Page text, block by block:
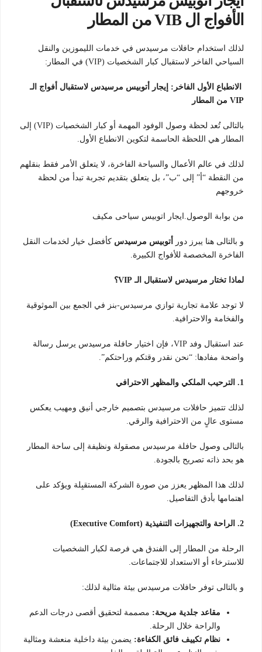
الأفواج ال VIB من المطار
لذلك استخدام حافلات مرسيدس في خدمات الليموزين والنقل
السياحي الفاخر لاستقبال كبار الشخصيات (VIP) في المطار:
الانطباع الأول الفاخر: إيجار أتوبيس مرسيدس لاستقبال أفواج الـ
VIP من المطار
بالتالى تُعد لحظة وصول الوفود المهمة أو كبار الشخصيات (VIP) إلى
المطار هي اللحظة الحاسمة لتكوين الانطباع الأول.
لذلك في عالم الأعمال والسياحة الفاخرة، لا يتعلق الأمر فقط بنقلهم
من النقطة “أ” إلى “ب”، بل يتعلق بتقديم تجربة تبدأ من لحظة
خروجهم
من بوابة الوصول.ايجار اتوبيس سياحى مكيف
و بالتالى هنا يبرز دور أتوبيس مرسيدس كأفضل خيار لخدمات النقل
الفاخرة المخصصة للأفواج الكبيرة.
لماذا تختار مرسيدس لاستقبال الـ VIP؟
لا توجد علامة تجارية توازي مرسيدس-بنز في الجمع بين الموثوقية
والفخامة والاحترافية.
عند استقبال وفد VIP، فإن اختيار حافلة مرسيدس يرسل رسالة
واضحة مفادها: “نحن نقدر وقتكم وراحتكم”.
1. الترحيب الملكي والمظهر الاحترافي
لذلك تتميز حافلات مرسيدس بتصميم خارجي أنيق ومهيب يعكس
مستوى عالٍ من الاحترافية والرقي.
بالتالى وصول حافلة مرسيدس مصقولة ونظيفة إلى ساحة المطار
هو بحد ذاته تصريح بالجودة.
لذلك هذا المظهر يعزز من صورة الشركة المستقبِلة ويؤكد على
اهتمامها بأدق التفاصيل.
2. الراحة والتجهيزات التنفيذية (Executive Comfort)
الرحلة من المطار إلى الفندق هي فرصة لكبار الشخصيات
للاسترخاء أو الاستعداد للاجتماعات.
و بالتالى توفر حافلات مرسيدس بيئة مثالية لذلك:
مقاعد جلدية مريحة: مصممة لتحقيق أقصى درجات الدعم
والراحة خلال الرحلة.
نظام تكييف فائق الكفاءة: يضمن بيئة داخلية منعشة ومثالية